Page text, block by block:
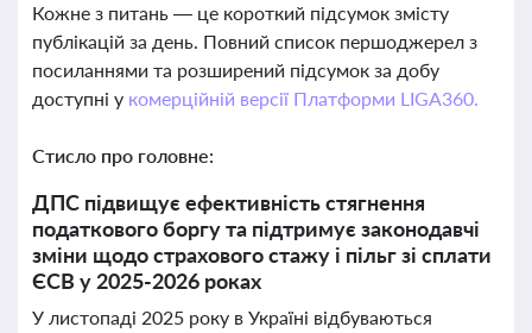
Кожне з питань — це короткий підсумок змісту
публікацій за день. Повний список першоджерел з
посиланнями та розширений підсумок за добу
доступні у комерційній версії Платформи LIGA360.
Стисло про головне:
ДПС підвищує ефективність стягнення
податкового боргу та підтримує законодавчі
зміни щодо страхового стажу і пільг зі сплати
ЄСВ у 2025-2026 роках
У листопаді 2025 року в Україні відбуваються